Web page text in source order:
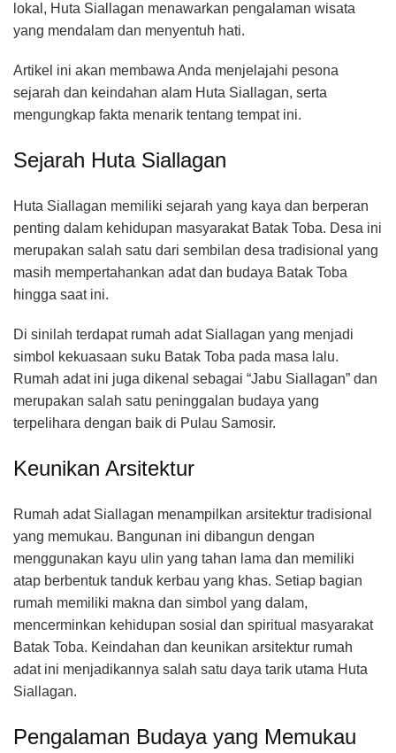
lokal, Huta Siallagan menawarkan pengalaman wisata
yang mendalam dan menyentuh hati.
Artikel ini akan membawa Anda menjelajahi pesona
sejarah dan keindahan alam Huta Siallagan, serta
mengungkap fakta menarik tentang tempat ini.
Sejarah Huta Siallagan
Huta Siallagan memiliki sejarah yang kaya dan berperan
penting dalam kehidupan masyarakat Batak Toba. Desa ini
merupakan salah satu dari sembilan desa tradisional yang
masih mempertahankan adat dan budaya Batak Toba
hingga saat ini.
Di sinilah terdapat rumah adat Siallagan yang menjadi
simbol kekuasaan suku Batak Toba pada masa lalu.
Rumah adat ini juga dikenal sebagai “Jabu Siallagan” dan
merupakan salah satu peninggalan budaya yang
terpelihara dengan baik di Pulau Samosir.
Keunikan Arsitektur
Rumah adat Siallagan menampilkan arsitektur tradisional
yang memukau. Bangunan ini dibangun dengan
menggunakan kayu ulin yang tahan lama dan memiliki
atap berbentuk tanduk kerbau yang khas. Setiap bagian
rumah memiliki makna dan simbol yang dalam,
mencerminkan kehidupan sosial dan spiritual masyarakat
Batak Toba. Keindahan dan keunikan arsitektur rumah
adat ini menjadikannya salah satu daya tarik utama Huta
Siallagan.
Pengalaman Budaya yang Memukau